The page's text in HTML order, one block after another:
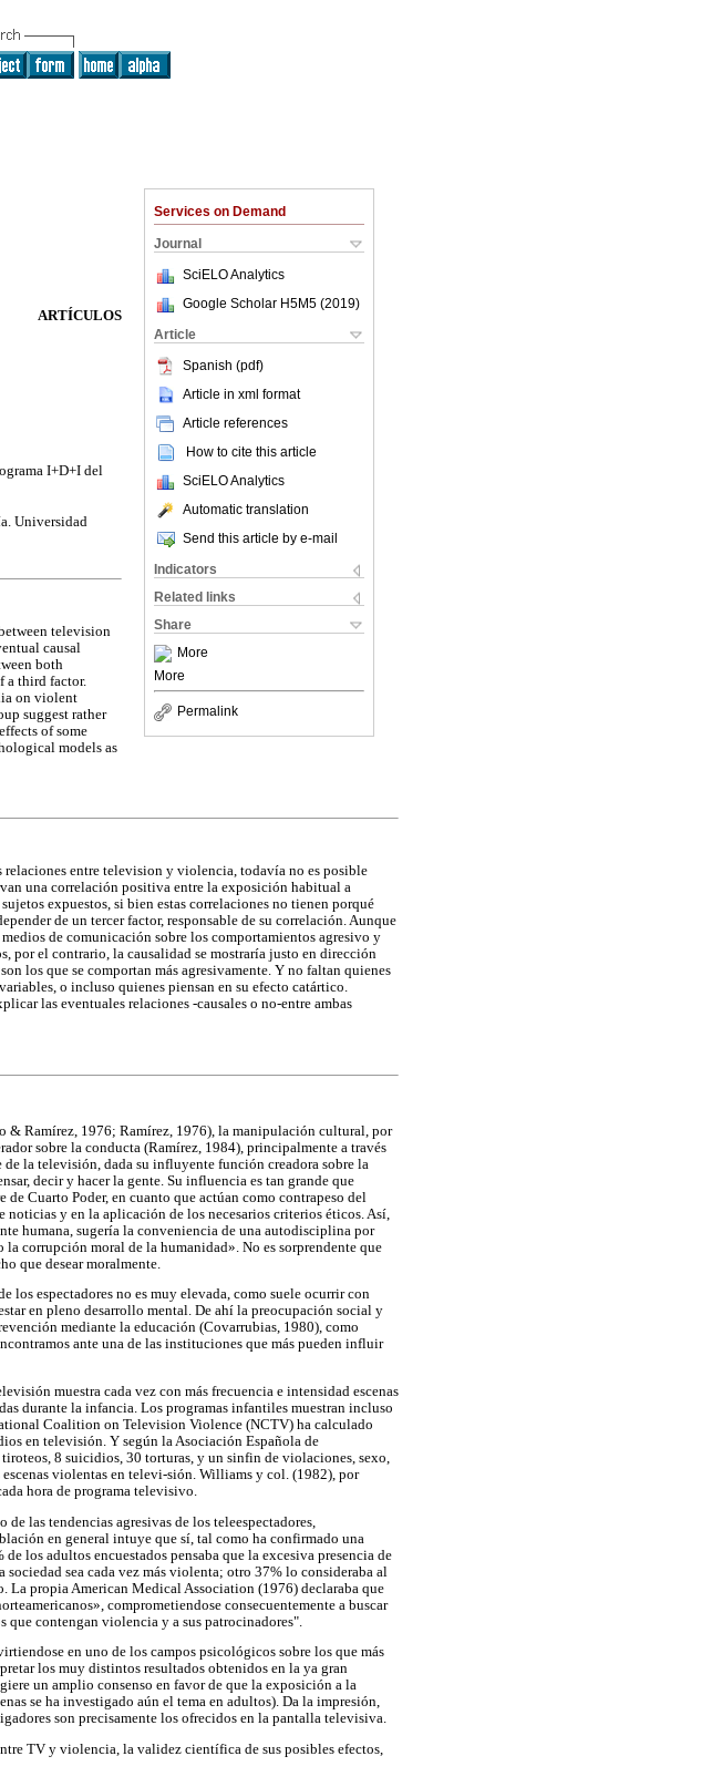
Services on Demand
Journal
SciELO Analytics
Google Scholar H5M5 (2019)
Article
Spanish (pdf)
Article in xml format
Article references
How to cite this article
SciELO Analytics
Automatic translation
Send this article by e-mail
Indicators
Related links
Share
More
More
Permalink
ARTÍCULOS
I+D+I del
Universidad
television
causal
both
a third factor.
on violent
suggest rather
of some
models as
relaciones entre television y violencia, todavía no es posible
una correlación positiva entre la exposición habitual a
expuestos, si bien estas correlaciones no tienen porqué
de un tercer factor, responsable de su correlación. Aunque
de comunicación sobre los comportamientos agresivo y
por el contrario, la causalidad se mostraría justo en dirección
los que se comportan más agresivamente. Y no faltan quienes
o incluso quienes piensan en su efecto catártico.
las eventuales relaciones -causales o no-entre ambas
Ramírez, 1976; Ramírez, 1976), la manipulación cultural, por
sobre la conducta (Ramírez, 1984), principalmente a través
la televisión, dada su influyente función creadora sobre la
decir y hacer la gente. Su influencia es tan grande que
Cuarto Poder, en cuanto que actúan como contrapeso del
y en la aplicación de los necesarios criterios éticos. Así,
humana, sugería la conveniencia de una autodisciplina por
corrupción moral de la humanidad». No es sorprendente que
que desear moralmente.
espectadores no es muy elevada, como suele ocurrir con
en pleno desarrollo mental. De ahí la preocupación social y
mediante la educación (Covarrubias, 1980), como
ante una de las instituciones que más pueden influir
muestra cada vez con más frecuencia e intensidad escenas
durante la infancia. Los programas infantiles muestran incluso
Coalition on Television Violence (NCTV) ha calculado
en televisión. Y según la Asociación Española de
8 suicidios, 30 torturas, y un sinfin de violaciones, sexo,
violentas en televi-sión. Williams y col. (1982), por
hora de programa televisivo.
las tendencias agresivas de los teleespectadores,
en general intuye que sí, tal como ha confirmado una
los adultos encuestados pensaba que la excesiva presencia de
sea cada vez más violenta; otro 37% lo consideraba al
propia American Medical Association (1976) declaraba que
comprometiendose consecuentemente a buscar
contengan violencia y a sus patrocinadores".
en uno de los campos psicológicos sobre los que más
los muy distintos resultados obtenidos en la ya gran
un amplio consenso en favor de que la exposición a la
se ha investigado aún el tema en adultos). Da la impresión,
son precisamente los ofrecidos en la pantalla televisiva.
TV y violencia, la validez científica de sus posibles efectos,